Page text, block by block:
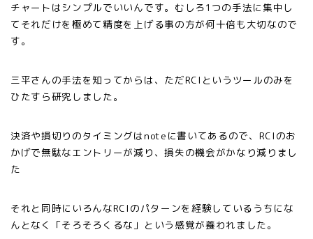
チャートはシンプルでいいんです。むしろ1つの手法に集中し
てそれだけを極めて精度を上げる事の方が何十倍も大切なので
す。
三平さんの手法を知ってからは、ただRCIというツールのみを
ひたすら研究しました。
決済や損切りのタイミングはnoteに書いてあるので、RCIのお
かげで無駄なエントリーが減り、損失の機会がかなり減りまし
た
それと同時にいろんなRCIのパターンを経験しているうちにな
んとなく「そろそろくるな」という感覚が養われました。